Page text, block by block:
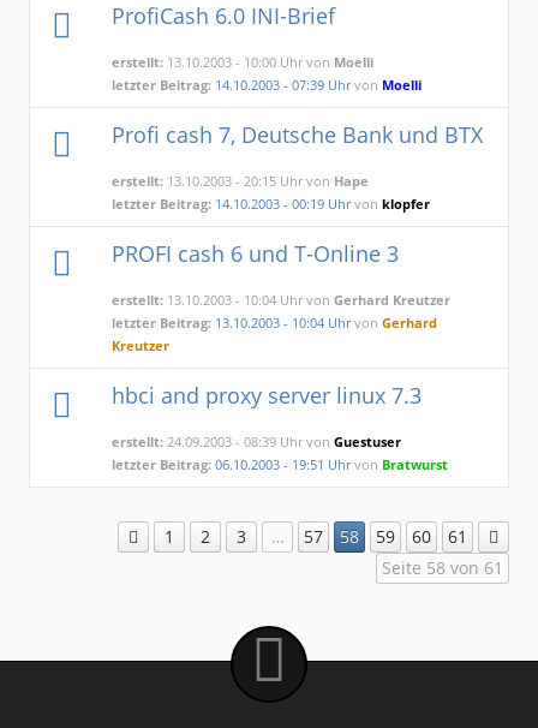
ProfiCash 6.0 INI-Brief
erstellt: 13.10.2003 - 10:00 Uhr von Moelli
letzter Beitrag: 14.10.2003 - 07:39 Uhrvon Moelli
Profi cash 7, Deutsche Bank und BTX
erstellt: 13.10.2003 - 20:15 Uhr von Hape
letzter Beitrag: 14.10.2003 - 00:19 Uhrvonklopfer
PROFI cash 6 und T-Online 3
erstellt: 13.10.2003 - 10:04 Uhr vonGerhard Kreutzer
letzter Beitrag: 13.10.2003 - 10:04 UhrvonGerhard
Kreutzer
hbci and proxy server linux 7.3
erstellt: 24.09.2003 - 08:39 Uhr vonGuestuser
letzter Beitrag: 06.10.2003 - 19:51 Uhrvon Bratwurst
1 2 3 … 57 58 59 60
61
Seite 58 von 61